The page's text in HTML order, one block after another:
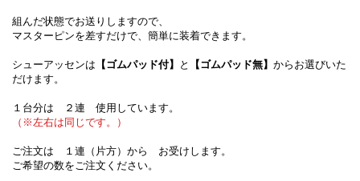
組んだ状態でお送りしますので、
マスターピンを差すだけで、簡単に装着できます。
シューアッセンは 【ゴムパッド付】 と 【ゴムパッド無】 からお選びいた
だけます。
１台分は ２連 使用しています。
（※左右は同じです。）
ご注文は １連（片方）から お受けします。
ご希望の数をご注文ください。